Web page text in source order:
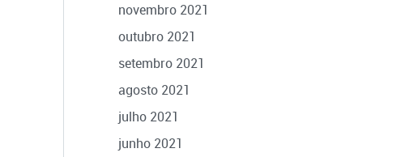
novembro 2021
outubro 2021
setembro 2021
agosto 2021
julho 2021
junho 2021